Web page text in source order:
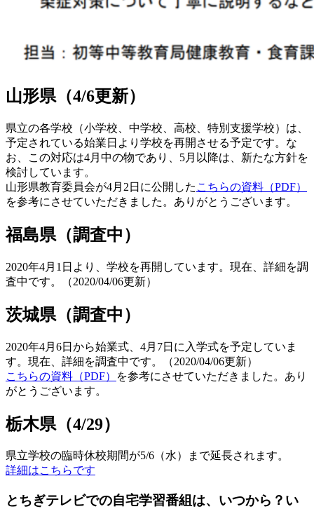
山形県（4/6更新）
県立の各学校（小学校、中学校、高校、特別支援学校）は、
予定されている始業日より学校を再開させる予定です。な
お、この対応は4月中の物であり、5月以降は、新たな方針を
検討しています。
山形県教育委員会が4月2日に公開した こちらの資料（PDF）
を参考にさせていただきました。ありがとうございます。
福島県（調査中）
2020年4月1日より、学校を再開しています。現在、詳細を調
査中です。（2020/04/06更新）
茨城県（調査中）
2020年4月6日から始業式、4月7日に入学式を予定していま
す。現在、詳細を調査中です。（2020/04/06更新）
こちらの資料（PDF）
を参考にさせていただきました。あり
がとうございます。
栃木県（4/29）
県立学校の臨時休校期間が5/6（水）まで延長されます。
詳細はこちらです
とちぎテレビでの自宅学習番組は、いつから？い